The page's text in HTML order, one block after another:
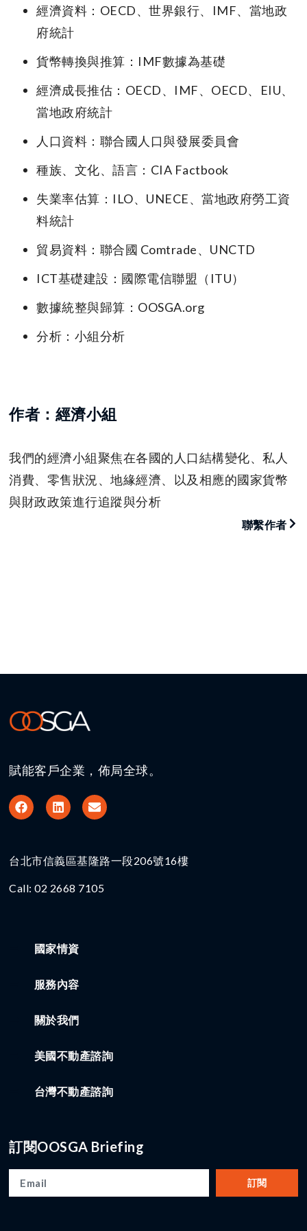
經濟資料：OECD、世界銀行、IMF、當地政
府統計
貨幣轉換與推算：IMF數據為基礎
經濟成長推估：OECD、IMF、OECD、EIU、
當地政府統計
人口資料：聯合國人口與發展委員會
種族、文化、語言：CIA Factbook
失業率估算：ILO、UNECE、當地政府勞工資
料統計
貿易資料：聯合國 Comtrade、UNCTD
ICT基礎建設：國際電信聯盟（ITU）
數據統整與歸算：OOSGA.org
分析：小組分析
作者：經濟小組
我們的經濟小組聚焦在各國的人口結構變化、私人
消費、零售狀況、地緣經濟、以及相應的國家貨幣
與財政政策進行追蹤與分析
聯繫作者
賦能客戶企業，佈局全球。
台北市信義區基隆路一段206號16樓​
Call: 02 2668 7105
國家情資
服務內容
關於我們
美國不動產諮詢
台灣不動產諮詢
訂閱OOSGA Briefing
訂閱